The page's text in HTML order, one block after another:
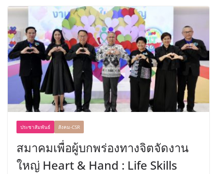
ประชาสัมพันธ์ สังคม-CSR
สมาคมเพื่อผู้บกพร่องทางจิตจัดงาน
ใหญ่ Heart & Hand : Life Skills